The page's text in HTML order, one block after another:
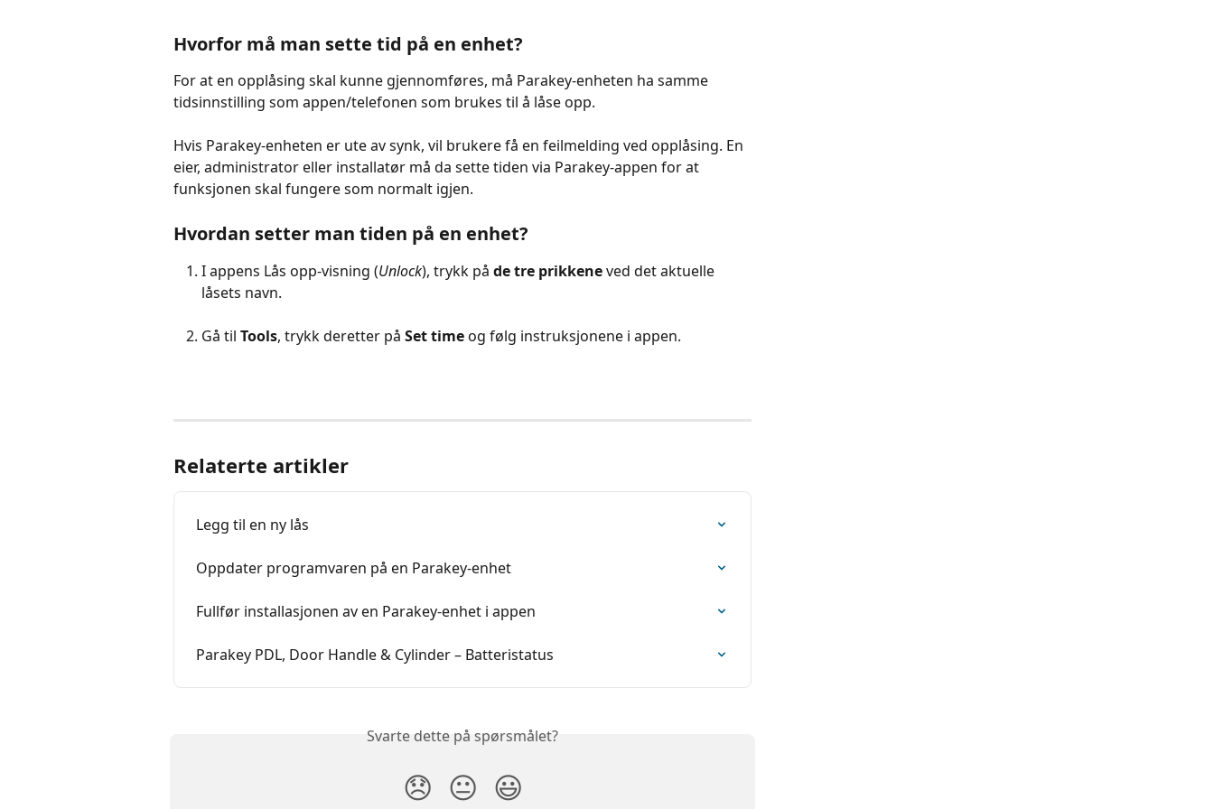
Hvorfor må man sette tid på en enhet?
For at en opplåsing skal kunne gjennomføres, må Parakey-enheten ha samme
tidsinnstilling som appen/telefonen som brukes til å låse opp.
Hvis Parakey-enheten er ute av synk, vil brukere få en feilmelding ved opplåsing. En
eier, administrator eller installatør må da sette tiden via Parakey-appen for at
funksjonen skal fungere som normalt igjen.
Hvordan setter man tiden på en enhet?
I appens Lås opp-visning (Unlock), trykk på de tre prikkene ved det aktuelle
låsets navn.
Gå til Tools, trykk deretter på Set time og følg instruksjonene i appen.
Relaterte artikler
Legg til en ny lås
Oppdater programvaren på en Parakey-enhet
Fullfør installasjonen av en Parakey-enhet i appen
Parakey PDL, Door Handle & Cylinder – Batteristatus
Svarte dette på spørsmålet?
😞 😐 😃